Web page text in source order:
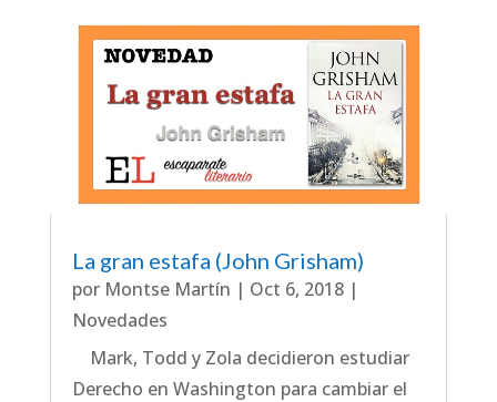
La gran estafa (John Grisham)
por Montse Martín | Oct 6, 2018|
Novedades
Mark, Todd y Zola decidieron estudiar
Derecho en Washington para cambiar el